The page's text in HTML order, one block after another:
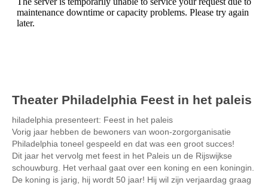
Theater Philadelphia Feest in het paleis
hiladelphia presenteert: Feest in het paleis
Vorig jaar hebben de bewoners van woon-zorgorganisatie
Philadelphia toneel gespeeld en dat was een groot succes!
Dit jaar het vervolg met feest in het Paleis un de Rijswijkse
schouwburg. Het verhaal gaat over een koning en een koningin.
De koning is jarig, hij wordt 50 jaar! Hij wil zijn verjaardag graag